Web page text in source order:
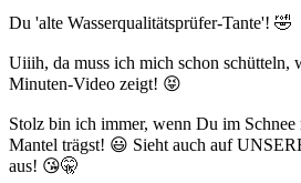
Du 'alte Wasserqualitätsprüfer-Tante'! 🤣
Uiiih, da muss ich mich schon schütteln,
Minuten-Video zeigt! 😝
Stolz bin ich immer, wenn Du im Schnee
Mantel trägst! 😃 Sieht auch auf
aus! 😘🤫